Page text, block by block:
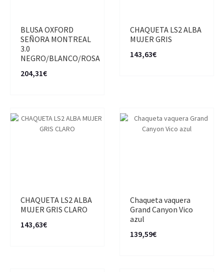
BLUSA OXFORD
SEÑORA MONTREAL
3.0
NEGRO/BLANCO/ROSA
204,31€
CHAQUETA LS2 ALBA
MUJER GRIS
143,63€
CHAQUETA LS2 ALBA
MUJER GRIS CLARO
143,63€
Chaqueta vaquera
Grand Canyon Vico
azul
139,59€